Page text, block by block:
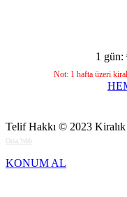
1 gün:
Not: 1 hafta üzeri
Telif Hakkı © 2023
Orsa Web
KONUM AL